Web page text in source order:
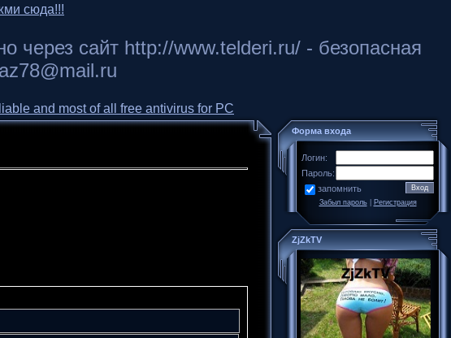
сюда!!!
сайт http://www.telderi.ru/ - безопасная
and most of all free antivirus for PC
Форма входа
Логин:
Пароль:
запомнить
Забыл пароль| Регистрация
ZjZkTV